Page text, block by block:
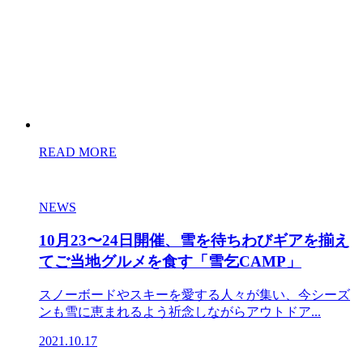
READ MORE
NEWS
10月23〜24日開催、雪を待ちわびギアを揃え
てご当地グルメを食す「雪乞CAMP」
スノーボードやスキーを愛する人々が集い、今シーズ
ンも雪に恵まれるよう祈念しながらアウトドア...
2021.10.17